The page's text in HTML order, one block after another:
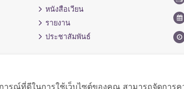
หนังสือเวียน
รายงาน
ประชาสัมพันธ์
ารณ์ที่ดีในการใช้เว็บไซต์ของคุณ สามารถจัดกา